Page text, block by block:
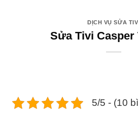
DỊCH VỤ SỬA
Sửa Tivi Casper
5/5 - (10